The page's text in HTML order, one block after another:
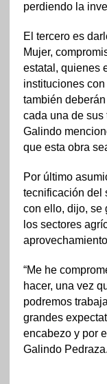
perdiendo la
El tercero es
Mujer,
estatal, quienes
instituciones
también
cada una de sus
Galindo
que esta obra
Por último
tecnificación del
con ello, dijo, se
los sectores
“Me he
hacer, una vez
podremos
grandes
encabezo y por
Galindo Pedraza.